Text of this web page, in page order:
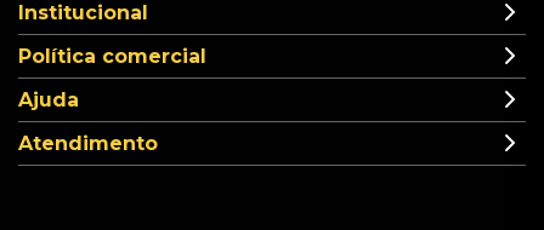
Institucional
Política comercial
Ajuda
Atendimento